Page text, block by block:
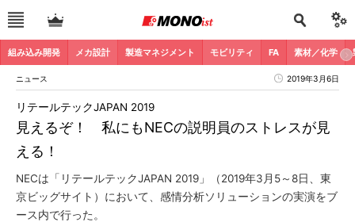
組み込み開発 メカ設計 製造マネジメント モビリティ FA 素材／化学
ニュース 2019年3月6日
見えるぞ！ 私にもNECの説明員のストレスが見
える！
リテールテックJAPAN 2019
NECは「リテールテックJAPAN 2019」（2019年3月5～8日、東
京ビッグサイト）において、感情分析ソリューションの実演をブ
ース内で行った。